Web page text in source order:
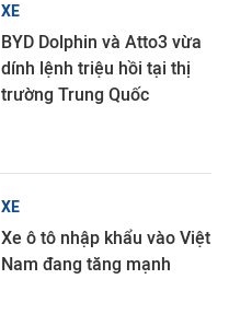
XE
BYD Dolphin và Atto3 vừa
dính lệnh triệu hồi tại thị
trường Trung Quốc
XE
Xe ô tô nhập khẩu vào Việt
Nam đang tăng mạnh